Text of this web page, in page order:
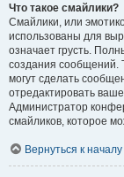
Что такое смайлики?
Смайлики, или
использованы для
означает грусть.
создания сообщений.
могут сделать
отредактировать
Администратор
смайликов, которое
Вернуться к началу